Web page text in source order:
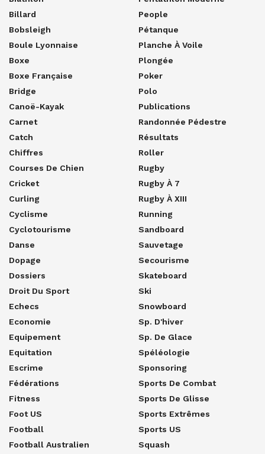
Billard
Bobsleigh
Boule Lyonnaise
Boxe
Boxe Française
Bridge
Canoë-Kayak
Carnet
Catch
Chiffres
Courses De Chien
Cricket
Curling
Cyclisme
Cyclotourisme
Danse
Dopage
Dossiers
Droit Du Sport
Echecs
Economie
Equipement
Equitation
Escrime
Fédérations
Fitness
Foot US
Football
Football Australien
People
Pétanque
Planche À Voile
Plongée
Poker
Polo
Publications
Randonnée Pédestre
Résultats
Roller
Rugby
Rugby À 7
Rugby À XIII
Running
Sandboard
Sauvetage
Secourisme
Skateboard
Ski
Snowboard
Sp. D'hiver
Sp. De Glace
Spéléologie
Sponsoring
Sports De Combat
Sports De Glisse
Sports Extrêmes
Sports US
Squash